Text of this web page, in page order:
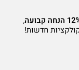
הנחה קבועה
,
חדשות!